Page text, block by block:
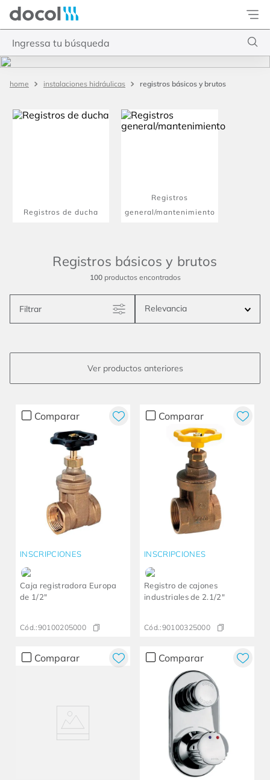
Docol
instalaciones hidráulicas registros básicos y brutos
Registros de ducha
Registros
general/mantenimiento
Registros básicos y brutos
100 productos
Filtrar Relevancia
Comparar
INSCRIPCIONES
Caja registradora Europa
de 1/2"
Cód.:90100205000
Comparar
INSCRIPCIONES
Registro de cajones
industriales de 2.1/2"
Cód.:90100325000
Comparar Comparar
2. monocomando